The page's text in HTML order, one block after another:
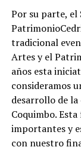
Por su parte, el
tradicional
Artes y el
años esta
consideramos
desarrollo de
Coquimbo.
importantes y
con nuestro